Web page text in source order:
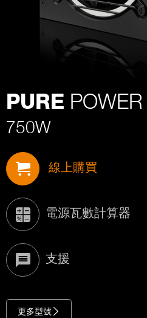
PURE
750W
線上購買
電源瓦數計算器
支援
更多型號